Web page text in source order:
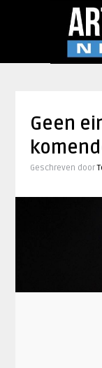
Geen
Geschreven door